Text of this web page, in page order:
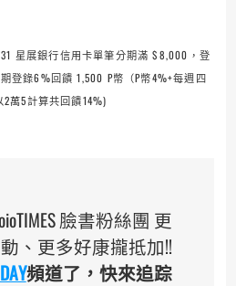
星展銀行信用卡單筆分期滿 $8,000，登
登錄6%回饋 1,500 P幣（P幣4%+每週四
萬5計算共回饋14%)
臉書粉絲團 更
、更多好康攏抵加!!
頻道了，快來追踪